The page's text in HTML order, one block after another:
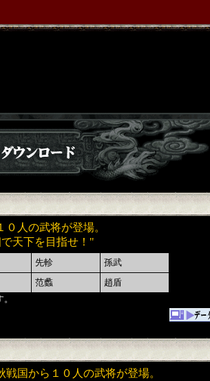
人の武将が登場。
天下を目指せ！ "
先軫
孫武
范蠡
趙盾
国から１０人の武将が登場。